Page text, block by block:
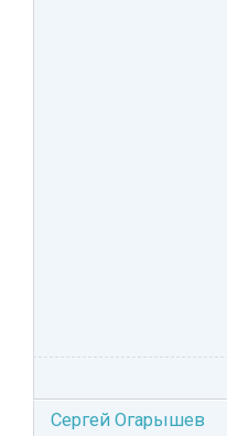
Сергей Огарышев